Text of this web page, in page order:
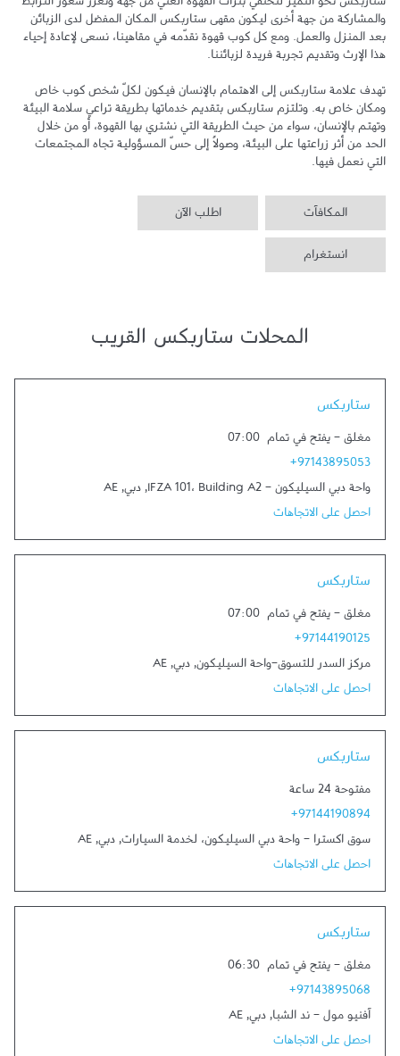
التي نعمل فيها.
المكافآت اطلب الآن
انستغرام
المحلات ستاربكس القريب
ستاربكس
مغلق - يفتح في تمام 07:00
+97143895053
واحة دبي السيليكون - IFZA 101، Building A2
, دبي,
AE
احصل على الاتجاهات
ستاربكس
مغلق - يفتح في تمام 07:00
+97144190125
مركز السدر للتسوق-واحة السيليكون, دبي,
AE
احصل على الاتجاهات
ستاربكس
مفتوحة 24 ساعة
+97144190894
سوق اكسترا - واحة دبي السيليكون، لخدمة السيارات, دبي,
AE
احصل على الاتجاهات
ستاربكس
مغلق - يفتح في تمام 06:30
+97143895068
آفنيو مول - ند الشبا, دبي,
AE
احصل على الاتجاهات